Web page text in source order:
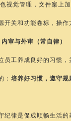
视觉管理，文件案上
开关和功能卷标，操
审与外审（常自律）
员工养成良好的习惯
： 培养好习惯，遵守
纪律是促成顺畅生活